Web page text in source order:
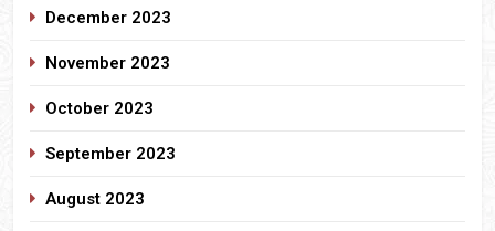
December 2023
November 2023
October 2023
September 2023
August 2023